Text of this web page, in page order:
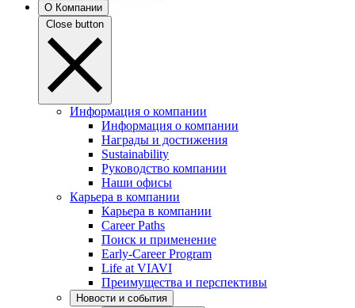
О Компании
Close button
Информация о компании
Информация о компании
Награды и достижения
Sustainability
Руководство компании
Наши офисы
Карьера в компании
Карьера в компании
Career Paths
Поиск и применение
Early-Career Program
Life at VIAVI
Преимущества и перспективы
Новости и события